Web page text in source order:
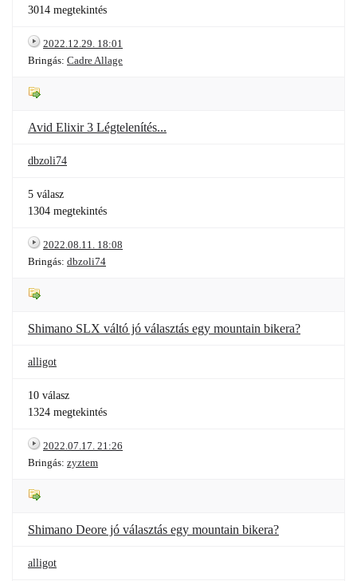
3014 megtekintés
2022.12.29. 18:01
Bringás: Cadre Allage
Avid Elixir 3 Légtelenítés...
dbzoli74
5 válasz
1304 megtekintés
2022.08.11. 18:08
Bringás: dbzoli74
Shimano SLX váltó jó választás egy mountain bikera?
alligot
10 válasz
1324 megtekintés
2022.07.17. 21:26
Bringás: zyztem
Shimano Deore jó választás egy mountain bikera?
alligot